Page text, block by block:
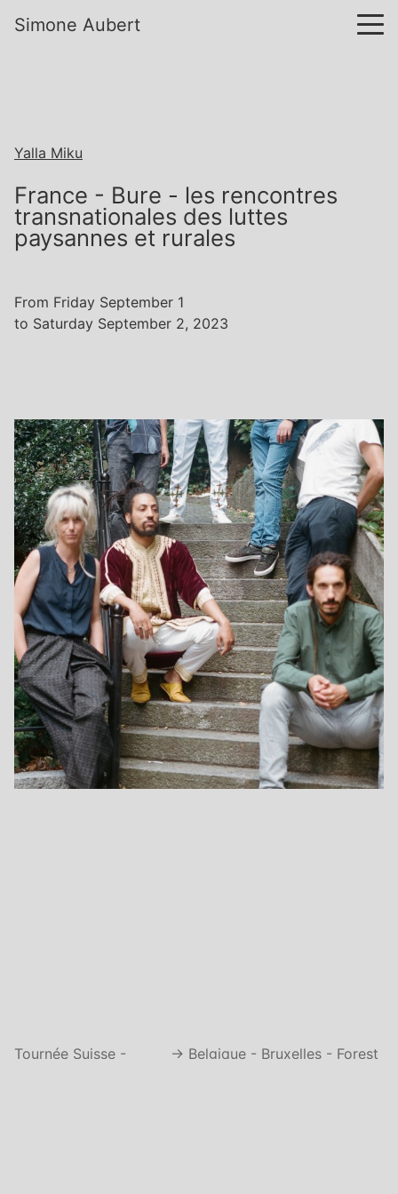
Simone Aubert
Yalla Miku
France - Bure - les rencontres
transnationales des luttes
paysannes et rurales
From Friday September 1
to Saturday September 2, 2023
Tournée Suisse -
→ Belgique - Bruxelles - Forest